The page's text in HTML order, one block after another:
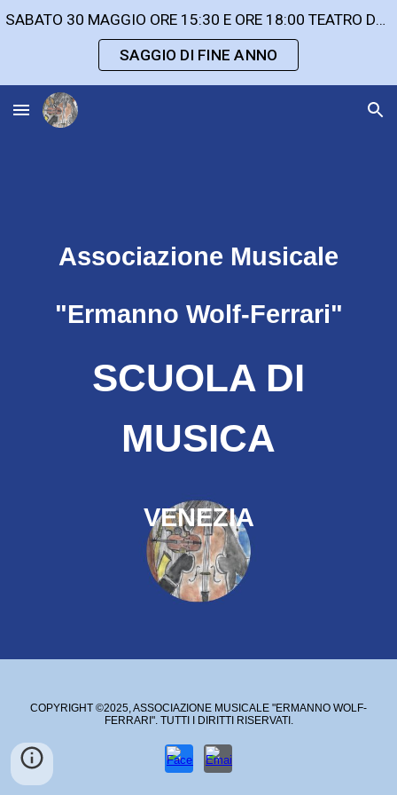
SABATO 30 MAGGIO ORE 15:30 E ORE 18:00 TEATRO DEI FRARI
SAGGIO DI FINE ANNO
Associazione Musicale
"Ermanno Wolf-Ferrari"
SCUOLA DI
MUSICA
VENEZIA
COPYRIGHT ©2025, ASSOCIAZIONE MUSICALE "ERMANNO WOLF-
FERRARI". TUTTI I DIRITTI RISERVATI.